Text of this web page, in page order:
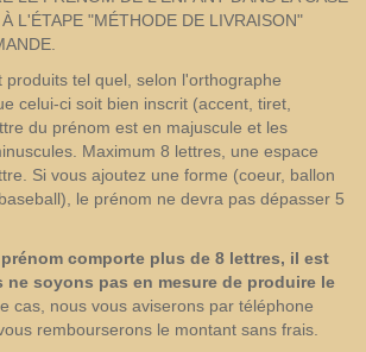
L'ÉTAPE "MÉTHODE DE LIVRAISON"
produits tel quel, selon l'orthographe
celui-ci soit bien inscrit (accent, tiret,
du prénom est en majuscule et les
Maximum 8 lettres, une espace
Si vous ajoutez une forme (coeur, ballon
le prénom ne devra pas dépasser 5
comporte plus de 8 lettres, il est
soyons pas en mesure de produire le
cas, nous vous aviserons par téléphone
rembourserons le montant sans frais.